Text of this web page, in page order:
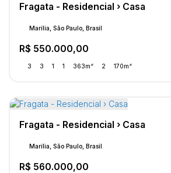
Fragata - Residencial › Casa
R$ 550.000,00
Marília, São Paulo, Brasil
3 3 1 1 363m² 2 170m²
Fragata - Residencial › Casa
R$ 560.000,00
Marília, São Paulo, Brasil